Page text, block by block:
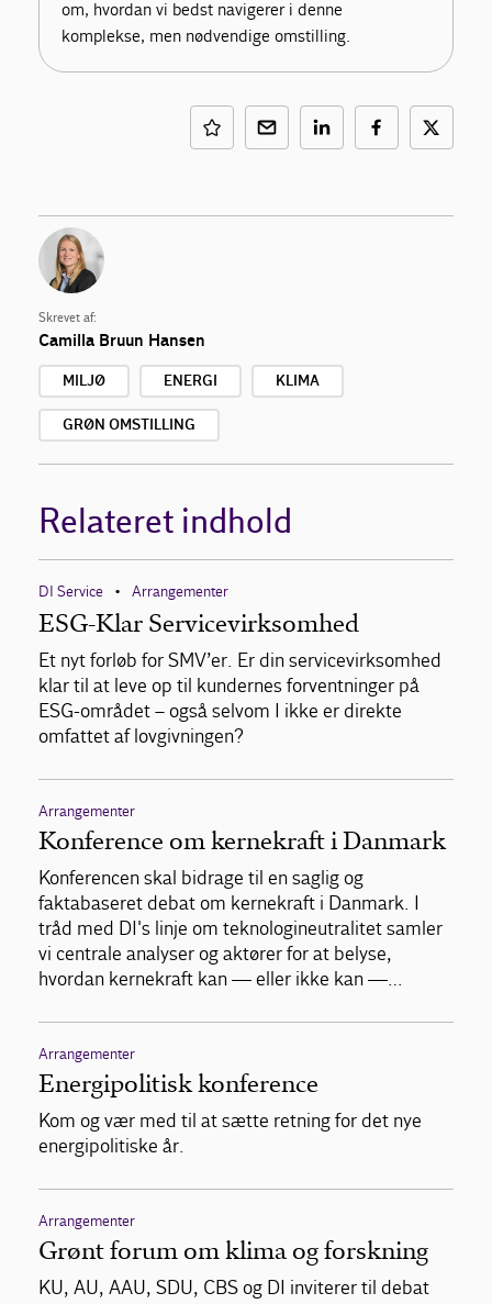
om, hvordan vi bedst navigerer i denne
komplekse, men nødvendige omstilling.
Skrevet af:
Camilla Bruun Hansen
MILJØ ENERGI KLIMA
GRØN OMSTILLING
Relateret indhold
DI Service • Arrangementer
ESG-Klar Servicevirksomhed
Et nyt forløb for SMV’er. Er din servicevirksomhed
klar til at leve op til kundernes forventninger på
ESG-området – også selvom I ikke er direkte
omfattet af lovgivningen?
Arrangementer
Konference om kernekraft i Danmark
Konferencen skal bidrage til en saglig og
faktabaseret debat om kernekraft i Danmark. I
tråd med DI's linje om teknologineutralitet samler
vi centrale analyser og aktører for at belyse,
hvordan kernekraft kan — eller ikke kan —…
Arrangementer
Energipolitisk konference
Kom og vær med til at sætte retning for det nye
energipolitiske år.
Arrangementer
Grønt forum om klima og forskning
KU, AU, AAU, SDU, CBS og DI inviterer til debat